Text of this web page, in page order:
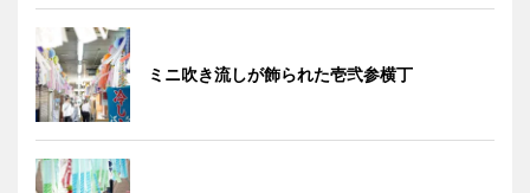
ミニ吹き流しが飾られた壱弐参横丁